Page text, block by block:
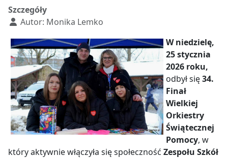
Szczegóły
Autor: Monika Lemko
W niedzielę,
25 stycznia
2026 roku,
odbył się34.
Finał
Wielkiej
Orkiestry
Świątecznej
Pomocy, w
który aktywnie włączyła się społeczność Zespołu Szkół